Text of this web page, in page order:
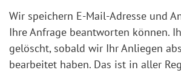
Wir speichern E-Mail-Adresse und
Ihre Anfrage beantworten können.
gelöscht, sobald wir Ihr Anliegen
bearbeitet haben. Das ist in aller